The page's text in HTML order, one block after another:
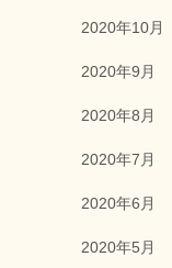
2020年10月
2020年9月
2020年8月
2020年7月
2020年6月
2020年5月